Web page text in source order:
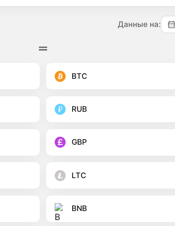
Данные на:
BTC
RUB
GBP
LTC
BNB